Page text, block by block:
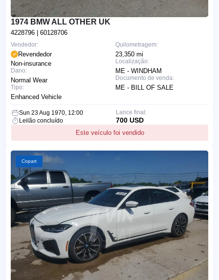
1974 BMW ALL OTHER UK
4228796 | 60128706
Quilometragem:
23,350 mi
Localização:
ME - WINDHAM
Documento de venda:
ME - BILL OF SALE
Vendedor:
Revendedor
Non-insurance
Dano:
Normal Wear
Tipo:
Enhanced Vehicle
Sun 23 Aug 1970, 12:00
Leilão concluído
Este veículo foi vendido
Lance final:
700 USD
Copart